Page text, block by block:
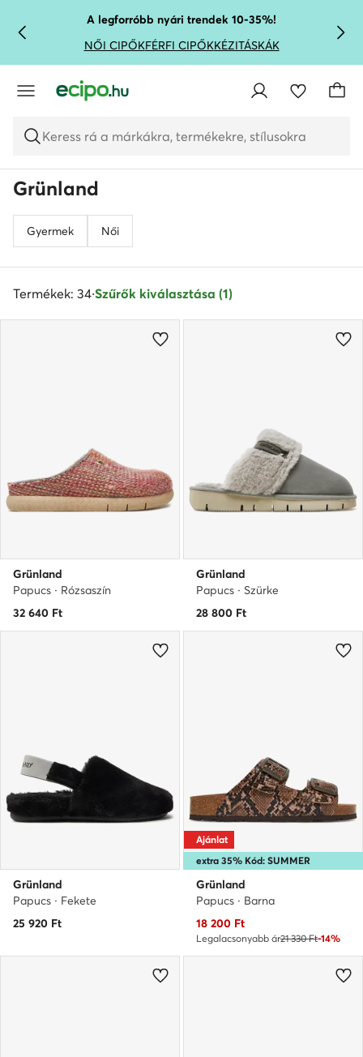
UGRÁS A FŐ TARTALOMRA
UGRÁS A KERESÉSHEZA legforróbb nyári trendek 10-35%!
NŐI CIPŐKFÉRFI CIPŐKKÉZITÁSKÁK
Keress rá a márkákra, termékekre, stílusokra
Grünland
Gyermek Női
Termékek: 34·Szűrők kiválasztása (1)
Grünland
Papucs · Rózsaszín
32 640 Ft
Grünland
Papucs · Szürke
28 800 Ft
Grünland
Papucs · Fekete
25 920 Ft
extra 35% Kód: SUMMER
Ajánlat
Grünland
Papucs · Barna
Aktuális ár
18 200 Ft
Legalacsonyabb ár21 330 Ft-14%